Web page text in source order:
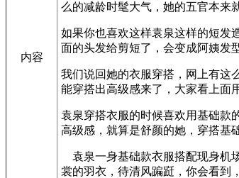
内容
么的减龄时髦大气，她的五官本来
如果你也喜欢这样袁泉这样的短发
面的头发给剪短了，会变成阿姨发
我们说回她的衣服穿搭，网上有这
能穿搭出高级感来了，大家看上面
袁泉穿搭衣服的时候喜欢用基础款
高级感，就算是舒颜的她，穿搭基
袁泉一身基础款衣服搭配现身机
裳的羽衣，待清风蹁跹，你会看